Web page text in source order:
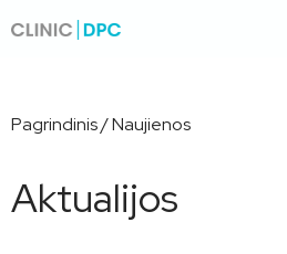
Pagrindinis/Naujienos
Aktualijos